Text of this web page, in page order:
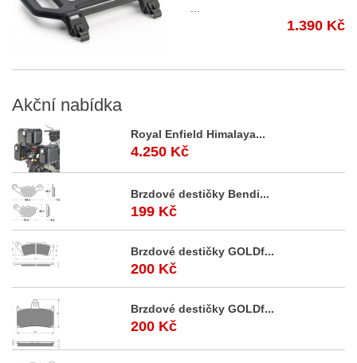
1.390 Kč
Akční nabídka
Royal Enfield Himalaya...
4.250 Kč
Brzdové destičky Bendi...
199 Kč
Brzdové destičky GOLDf...
200 Kč
Brzdové destičky GOLDf...
200 Kč